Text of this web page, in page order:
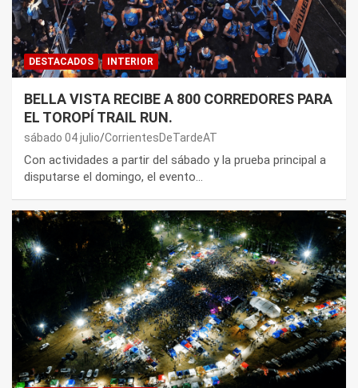
DESTACADOS INTERIOR
BELLA VISTA RECIBE A 800 CORREDORES PARA
EL TOROPÍ TRAIL RUN.
sábado 04 julio CorrientesDeTardeAT
Con actividades a partir del sábado y la prueba principal a
disputarse el domingo, el evento…